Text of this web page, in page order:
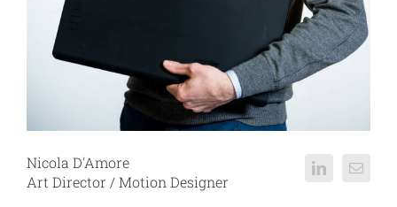
Nicola D'Amore
Art Director / Motion Designer